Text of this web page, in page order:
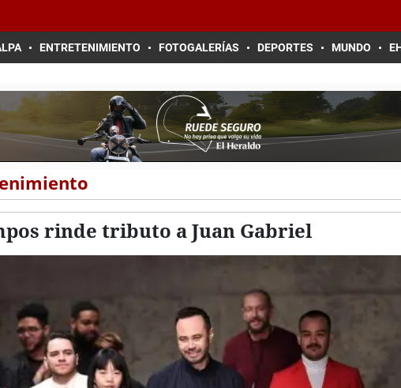
ENTRETENIMIENTO FOTOGALERÍAS DEPORTES MUNDO
rinde tributo a Juan Gabriel